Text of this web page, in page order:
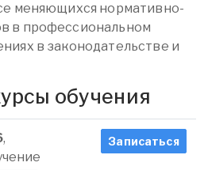
меняющихся нормативно-
в профессиональном
в законодательстве и
обучения
,
Записаться